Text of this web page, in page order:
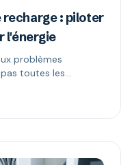
recharge : piloter
l'énergie
problèmes
toutes les
MID et schémas